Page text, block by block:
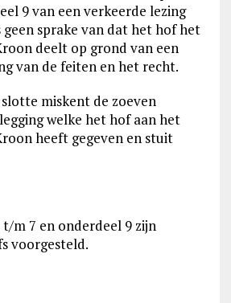
9 van een verkeerde lezing
sprake van dat het hof het
deelt op grond van een
van de feiten en het recht.
miskent de zoeven
welke het hof aan het
heeft gegeven en stuit
m 7 en onderdeel 9 zijn
voorgesteld.